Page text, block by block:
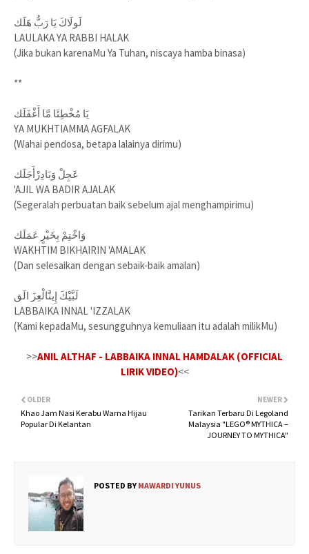
لَولَاكَ يَا رَبُّ هَلَك
LAULAKA YA RABBI HALAK
(Jika bukan karenaMu Ya Tuhan, niscaya hamba binasa)
**
يَا مُخْطِئَا مَّا أَغْفَلَك
YA MUKHTIAMMA AGFALAK
(Wahai pendosa, betapa lalainya dirimu)
عَجِلْ وَبَادِرْأَجَلَك
'AJIL WA BADIR AJALAK
(Segeralah perbuatan baik sebelum ajal menghampirimu)
وَاخْتِمْ بِخَيْرٍ عَمَلَك
WAKHTIM BIKHAIRIN 'AMALAK
(Dan selesaikan dengan sebaik-baik amalan)
لَبَّيْكَ إِينَّالْعِزَ الَق
LABBAIKA INNAL 'IZZALAK
(Kami kepadaMu, sesungguhnya kemuliaan itu adalah milikMu)
>>ANIL ALTHAF - LABBAIKA INNAL HAMDALAK (OFFICIAL
LIRIK VIDEO)<<
NEWER
Tarikan Terbaru Di Legoland
Malaysia "LEGO® MYTHICA –
JOURNEY TO MYTHICA"
OLDER
Khao Jam Nasi Kerabu Warna Hijau
Popular Di Kelantan
POSTED BY MAWARDI YUNUS